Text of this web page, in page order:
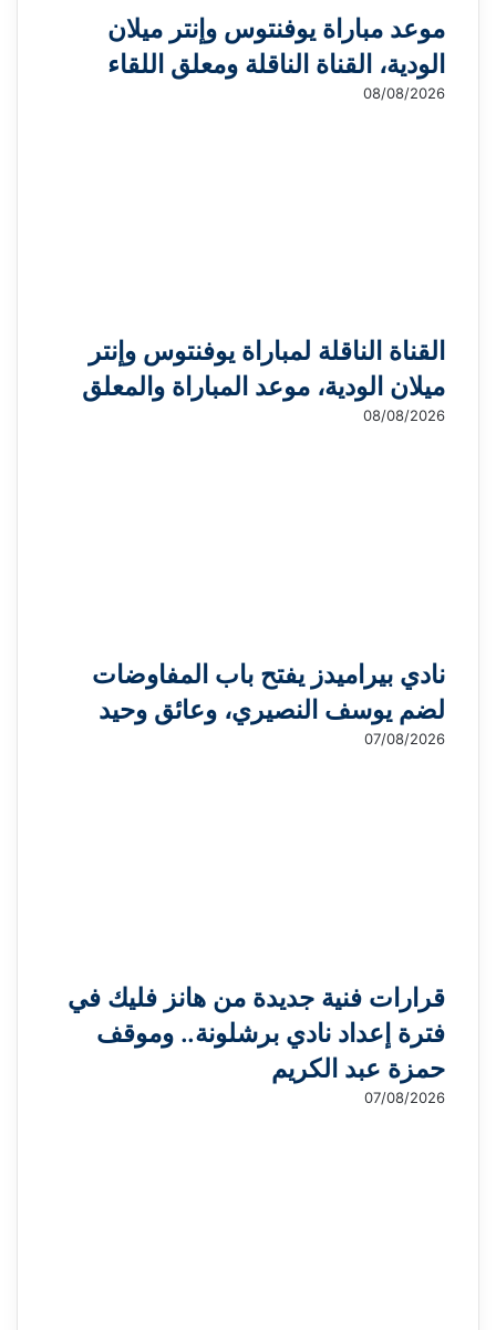
موعد مباراة يوفنتوس وإنتر ميلان
الودية، القناة الناقلة ومعلق اللقاء
08/08/2026
القناة الناقلة لمباراة يوفنتوس وإنتر
ميلان الودية، موعد المباراة والمعلق
08/08/2026
نادي بيراميدز يفتح باب المفاوضات
لضم يوسف النصيري، وعائق وحيد
07/08/2026
قرارات فنية جديدة من هانز فليك في
فترة إعداد نادي برشلونة.. وموقف
حمزة عبد الكريم
07/08/2026